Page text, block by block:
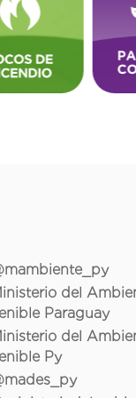
del
Paraguay
del
Py